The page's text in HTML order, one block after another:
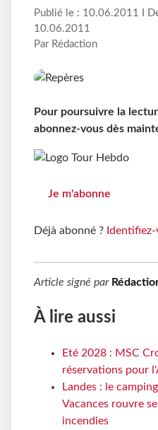
Publié le : 10.06.2011 I
10.06.2011
Par Rédaction
Pour poursuivre la
abonnez-vous dès
Je m'abonne
Déjà abonné ?
Article signé par
À lire aussi
Eté 2028 : MSC
réservations pour
Landes : le
Vacances rouvre
incendies